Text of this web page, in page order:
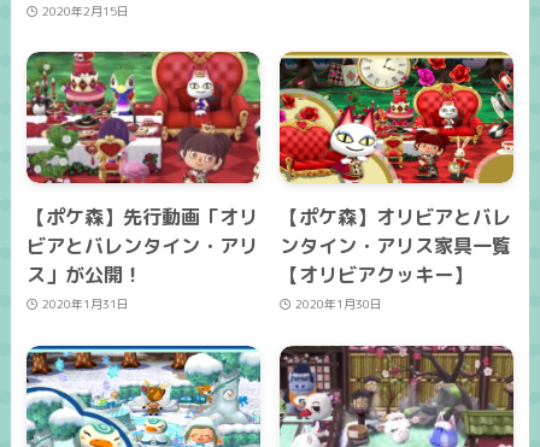
2020年2月15日
【ポケ森】先行動画「オリ
ビアとバレンタイン・アリ
ス」が公開！
2020年1月31日
【ポケ森】オリビアとバレ
ンタイン・アリス家具一覧
【オリビアクッキー】
2020年1月30日